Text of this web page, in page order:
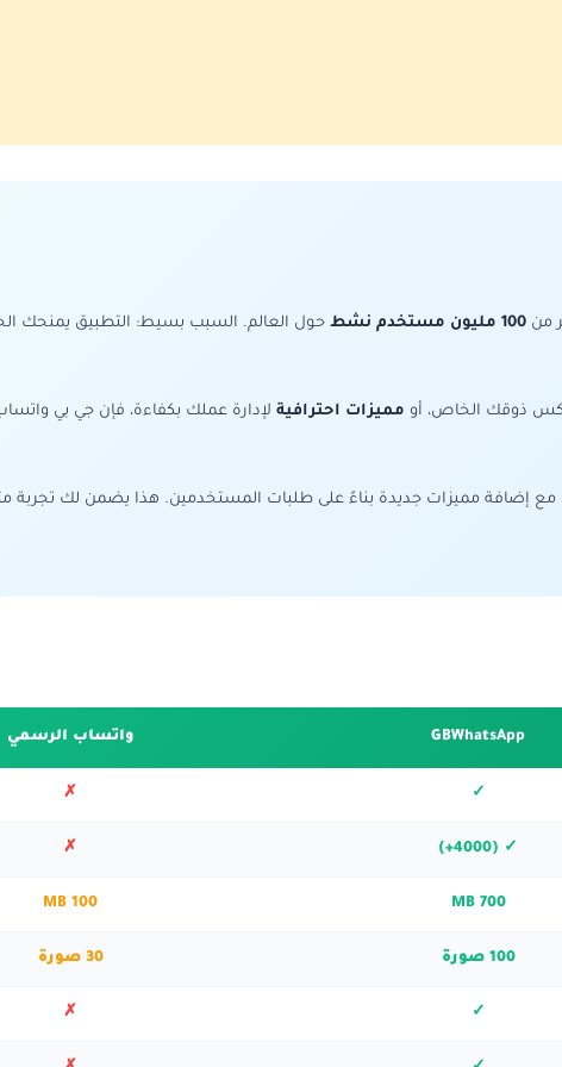
من 100 مليون مستخدم نشط
حول العالم. السبب بسيط: التطبيق يمنحك
ذوقك الخاص، أو مميزات احترافية لإدارة عملك بكفاءة، فإن جي بي
مع إضافة مميزات جديدة بناءً على طلبات المستخدمين. هذا يضمن لك تجربة
GBWhatsApp واتساب الرسمي
✓
✗
✓ (4000+)
✗
700 MB
100 MB
100 صورة 30 صورة
✓
✗